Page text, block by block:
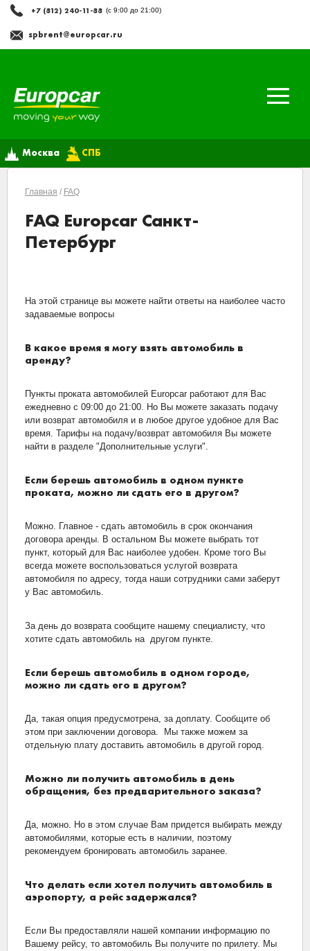
+7 (812) 240-11-88 (с 9:00 до 21:00)
spbrent@europcar.ru
Москва СПБ
Главная / FAQ
FAQ Europcar Санкт-
Петербург
На этой странице вы можете найти ответы на наиболее часто
задаваемые вопросы
В какое время я могу взять автомобиль в
аренду?
Пункты проката автомобилей Europcar работают для Вас
ежедневно с 09:00 до 21:00. Но Вы можете заказать подачу
или возврат автомобиля и в любое другое удобное для Вас
время. Тарифы на подачу/возврат автомобиля Вы можете
найти в разделе "Дополнительные услуги".
Если берешь автомобиль в одном пункте
проката, можно ли сдать его в другом?
Можно. Главное - сдать автомобиль в срок окончания
договора аренды. В остальном Вы можете выбрать тот
пункт, который для Вас наиболее удобен. Кроме того Вы
всегда можете воспользоваться услугой возврата
автомобиля по адресу, тогда наши сотрудники сами заберут
у Вас автомобиль.
За день до возврата сообщите нашему специалисту, что
хотите сдать автомобиль на другом пункте.
Если берешь автомобиль в одном городе,
можно ли сдать его в другом?
Да, такая опция предусмотрена, за доплату. Сообщите об
этом при заключении договора. Мы также можем за
отдельную плату доставить автомобиль в другой город.
Можно ли получить автомобиль в день
обращения, без предварительного заказа?
Да, можно. Но в этом случае Вам придется выбирать между
автомобилями, которые есть в наличии, поэтому
рекомендуем бронировать автомобиль заранее.
Что делать если хотел получить автомобиль в
аэропорту, а рейс задержался?
Если Вы предоставляли нашей компании информацию по
Вашему рейсу, то автомобиль Вы получите по прилету. Мы